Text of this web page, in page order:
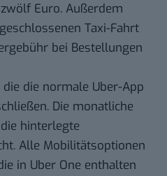
Euro. Außerdem
Taxi-Fahrt
bei Bestellungen
die normale Uber-App
Die monatliche
hinterlegte
Alle Mobilitätsoptionen
in Uber One enthalten